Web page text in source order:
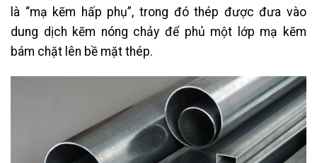
là “mạ kẽm hấp phụ”, trong đó thép được đưa vào
dung dịch kẽm nóng chảy để phủ một lớp mạ kẽm
bám chặt lên bề mặt thép.